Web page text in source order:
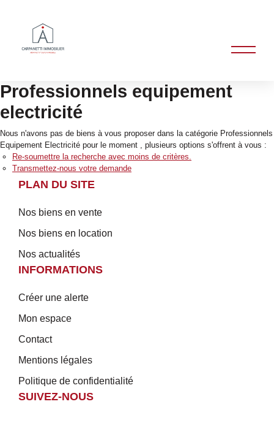
Professionnels equipement
electricité
Nous n'avons pas de biens à vous proposer dans la catégorie Professionnels
Equipement Electricité pour le moment , plusieurs options s'offrent à vous :
Re-soumettre la recherche avec moins de critères.
Transmettez-nous votre demande
PLAN DU SITE
Nos biens en vente
Nos biens en location
Nos actualités
INFORMATIONS
Créer une alerte
Mon espace
Contact
Mentions légales
Politique de confidentialité
SUIVEZ-NOUS